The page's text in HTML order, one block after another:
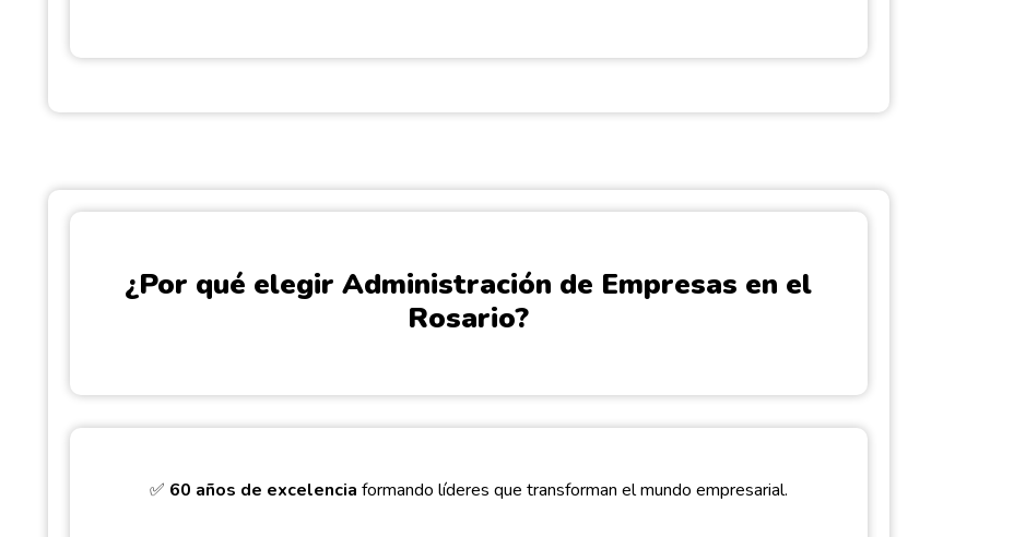
¿Por qué elegir Administración de Empresas en el
Rosario?
✅ 60 años de excelencia formando líderes que transforman el mundo empresarial.